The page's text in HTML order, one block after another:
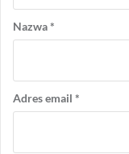
Nazwa*
Adres email *